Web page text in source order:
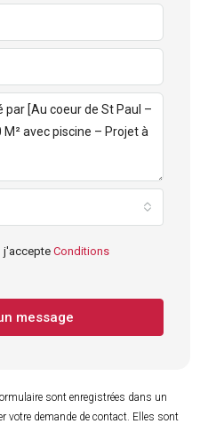
j'accepte Conditions
message
sont enregistrées dans un
votre demande de contact. Elles sont